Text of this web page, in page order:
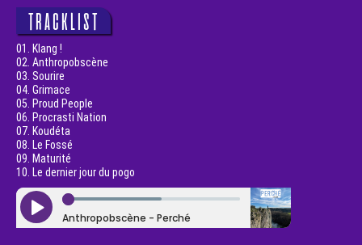
TRACKLIST
01. Klang !
02. Anthropobscène
03. Sourire
04. Grimace
05. Proud People
06. Procrasti Nation
07. Koudéta
08. Le Fossé
09. Maturité
10. Le dernier jour du pogo